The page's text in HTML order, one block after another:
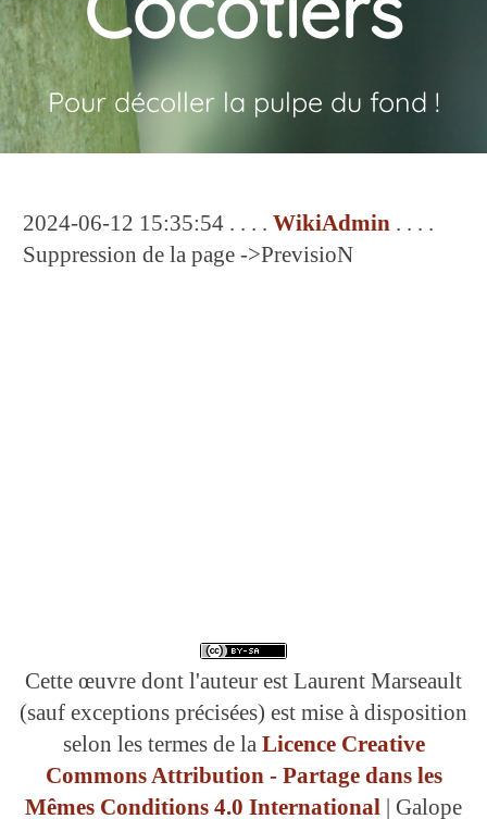
Pour décoller la pulpe du fond !
2024-06-12 15:35:54 . . . . WikiAdmin . . . .
Suppression de la page ->PrevisioN
Cette œuvre dont l'auteur est Laurent Marseault
(sauf exceptions précisées) est mise à disposition
selon les termes de la Licence Creative
Commons Attribution - Partage dans les
Mêmes Conditions 4.0 International | Galope